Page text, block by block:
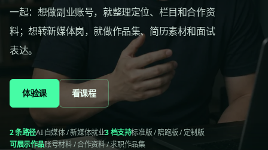
一起：想做副业账号，就整理定位、栏目和合作资
料；想转新媒体岗，就做作品集、简历素材和面试
表达。
体验课 看课程
2 条路径AI 自媒体 / 新媒体就业3 档支持标准版 / 陪跑版 / 定制版
可展示作品账号材料 / 合作资料 / 求职作品集